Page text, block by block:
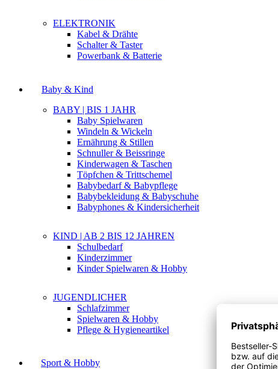
ELEKTRONIK
Kabel & Drähte
Schalter & Taster
Powerbank & Batterie
Baby & Kind
BABY | BIS 1 JAHR
Baby Spielwaren
Windeln & Wickeln
Ernährung & Stillen
Schnuller & Beissringe
Kinderwagen & Taschen
Töpfchen & Trittschemel
Babybedarf & Babypflege
Babybekleidung & Babyschuhe
Babyphones & Kindersicherheit
KIND | AB 2 BIS 12 JAHREN
Schulbedarf
Kinderzimmer
Kinder Spielwaren & Hobby
JUGENDLICHER
Schlafzimmer
Spielwaren & Hobby
Pflege & Hygieneartikel
Sport & Hobby